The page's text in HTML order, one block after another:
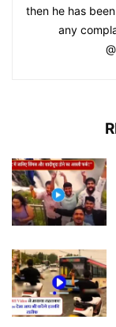
then he has
any